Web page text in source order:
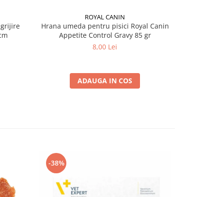
cm
ROYAL CANIN
Hrana umeda pentru pisici Royal Canin
Appetite Control Gravy 85 gr
8,00 Lei
ADAUGA IN COS
-38%